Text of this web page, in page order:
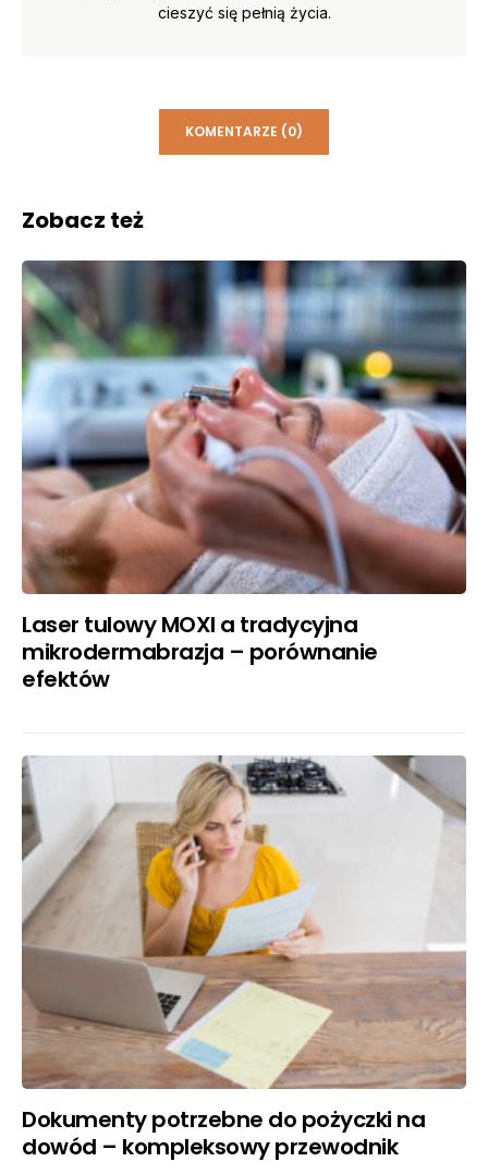
cieszyć się pełnią życia.
KOMENTARZE (0)
Zobacz też
Laser tulowy MOXI a tradycyjna
mikrodermabrazja – porównanie
efektów
Dokumenty potrzebne do pożyczki na
dowód – kompleksowy przewodnik